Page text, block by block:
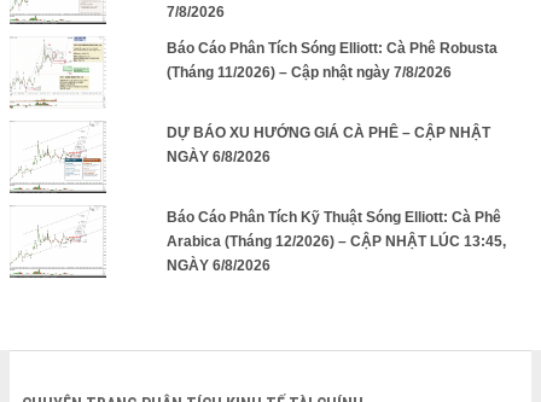
7/8/2026
Báo Cáo Phân Tích Sóng Elliott: Cà Phê Robusta
(Tháng 11/2026) – Cập nhật ngày 7/8/2026
DỰ BÁO XU HƯỚNG GIÁ CÀ PHÊ – CẬP NHẬT
NGÀY 6/8/2026
Báo Cáo Phân Tích Kỹ Thuật Sóng Elliott: Cà Phê
Arabica (Tháng 12/2026) – CẬP NHẬT LÚC 13:45,
NGÀY 6/8/2026